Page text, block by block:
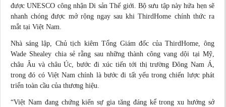
được UNESCO công nhận Di sản Thế giới. Bộ sưu tập này hứa hẹn sẽ
nhanh chóng được mở rộng ngay sau khi ThirdHome chính thức ra
mắt tại Việt Nam.
Nhà sáng lập, Chủ tịch kiêm Tổng Giám đốc của ThirdHome, ông
Wade Shealey chia sẻ rằng sau những thành công vang dội tại Mỹ,
châu Âu và châu Úc, bước đi xúc tiến tới thị trường Đông Nam Á,
trong đó có Việt Nam chính là bước đi tất yếu trong chiến lược phát
triển toàn cầu của thương hiệu.
“Việt Nam đang chứng kiến sự gia tăng đáng kể trong xu hướng sở